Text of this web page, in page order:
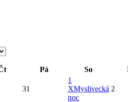
Pá So
31
1
XMyslivecká
noc
2